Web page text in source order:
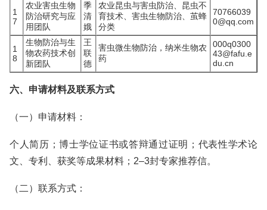
1
7
农业害虫生物
防治研究与应
用团队
季
清
娥
农业昆虫与害虫防治、昆虫不
育技术、害虫生物防治、茧蜂
分类
70766039
0@qq.com
1
8
生物防治与生
物农药技术创
新团队
王
联
德
害虫微生物防治，纳米生物农
药
000q0300
43@fafu.e
du.cn
六、申请材料及联系方式
（一）申请材料：
个人简历；博士学位证书或答辩通过证明；代表性学术论
文、专利、获奖等成果材料；2–3封专家推荐信。
（二）联系方式：